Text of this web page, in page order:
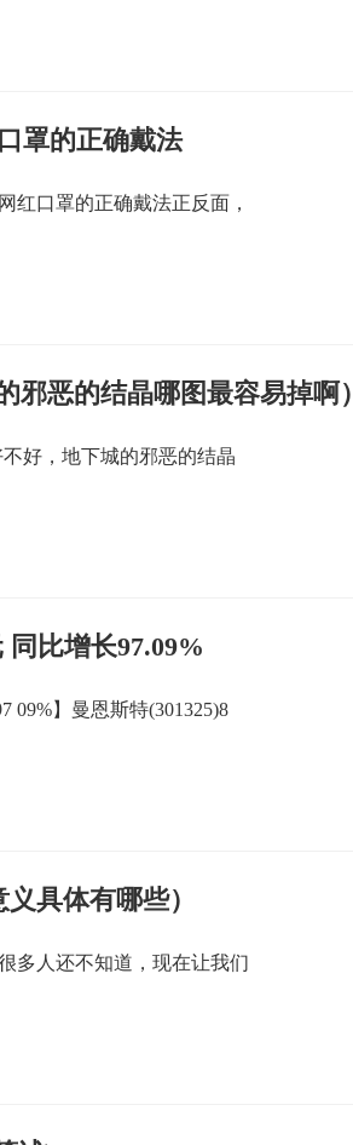
罩的正确戴法
红口罩的正确戴法正反面，
恶的结晶哪图最容易掉啊）
好，地下城的邪恶的结晶
比增长97.09%
09%】曼恩斯特(301325)8
具体有哪些）
多人还不知道，现在让我们